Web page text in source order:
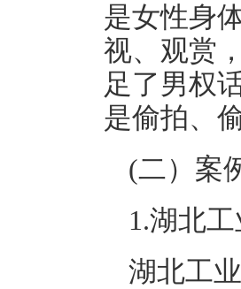
是女性身
视、观赏
足了男权
是偷拍、
(二）案
1.湖北
湖北工